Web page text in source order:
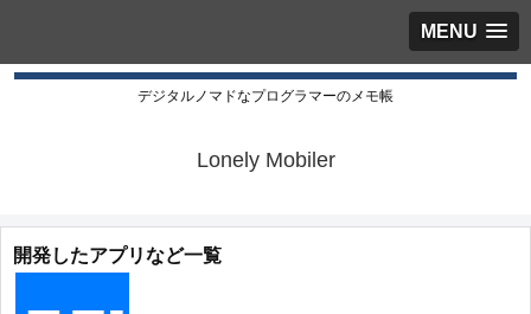
MENU
デジタルノマドなプログラマーのメモ帳
Lonely Mobiler
開発したアプリなど一覧